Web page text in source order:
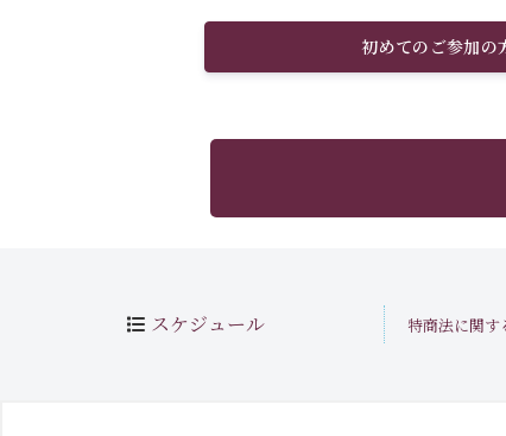
初めてのご参加の
スケジュール 特商法に関す